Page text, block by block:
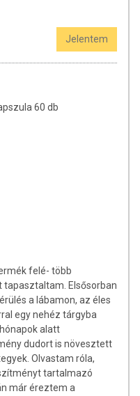
feltüntetett időpontot.
helyen, gyermektől
Jelentem
60 db
felé- több
Elsősorban
a lábamon, az éles
egy nehéz tárgyba
alatt
dudort is növesztett
Olvastam róla,
tartalmazó
már éreztem a